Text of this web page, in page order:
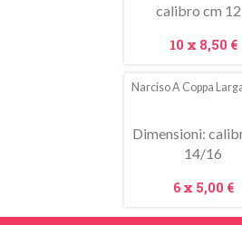
calibro cm
Prezzo
10 x 8,50 €
Narciso A Coppa
Dimensioni:
14/16
Prezzo
6 x 5,00 €